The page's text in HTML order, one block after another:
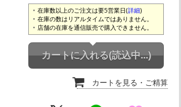
在庫数以上のご注文は要5営業日(詳細)
在庫の数はリアルタイムではありません。
店舗の在庫を通信販売で購入できません。
カートに入れる(読込中...)
カートを見る ・ご精算